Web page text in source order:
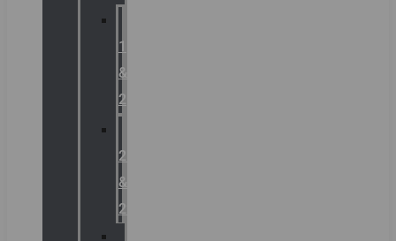
1
&
2
21
&
22